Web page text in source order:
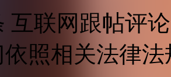
互联网跟帖评
照相关法律